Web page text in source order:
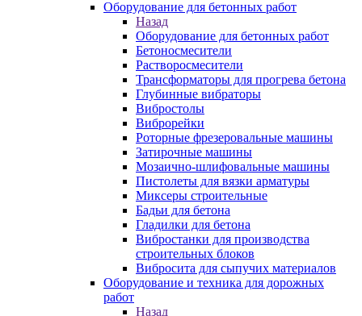
Оборудование для бетонных работ
Назад
Оборудование для бетонных работ
Бетоносмесители
Растворосмесители
Трансформаторы для прогрева бетона
Глубинные вибраторы
Вибростолы
Виброрейки
Роторные фрезеровальные машины
Затирочные машины
Мозаично-шлифовальные машины
Пистолеты для вязки арматуры
Миксеры строительные
Бадьи для бетона
Гладилки для бетона
Вибростанки для производства
строительных блоков
Вибросита для сыпучих материалов
Оборудование и техника для дорожных
работ
Назад